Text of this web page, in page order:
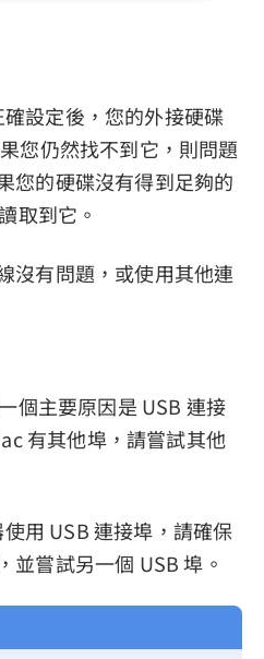
設定後，您的外接硬碟
您仍然找不到它，則問題
您的硬碟沒有得到足夠的
取到它。
沒有問題，或使用其他連
個主要原因是 USB 連接
有其他埠，請嘗試其他
用 USB 連接埠，請確保
並嘗試另一個 USB 埠。